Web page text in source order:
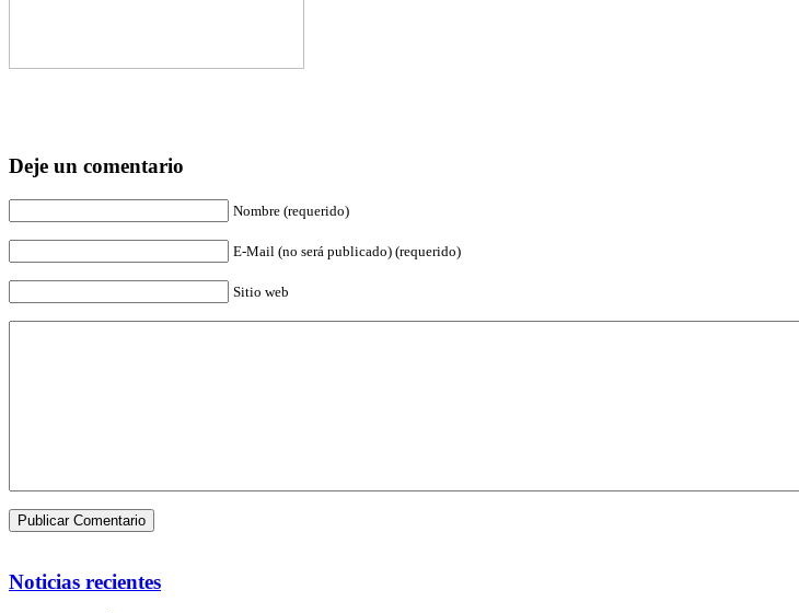
Deje un comentario
Nombre (requerido)
E-Mail (no será publicado) (requerido)
Sitio web
Noticias recientes